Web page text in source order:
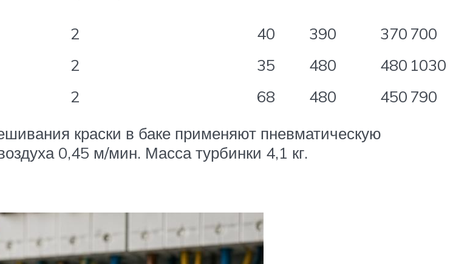
2 40 390 370 700
2 35 480 480 1030
2 68 480 450 790
краски в баке применяют пневматическую
0,45 м/мин. Масса турбинки 4,1 кг.